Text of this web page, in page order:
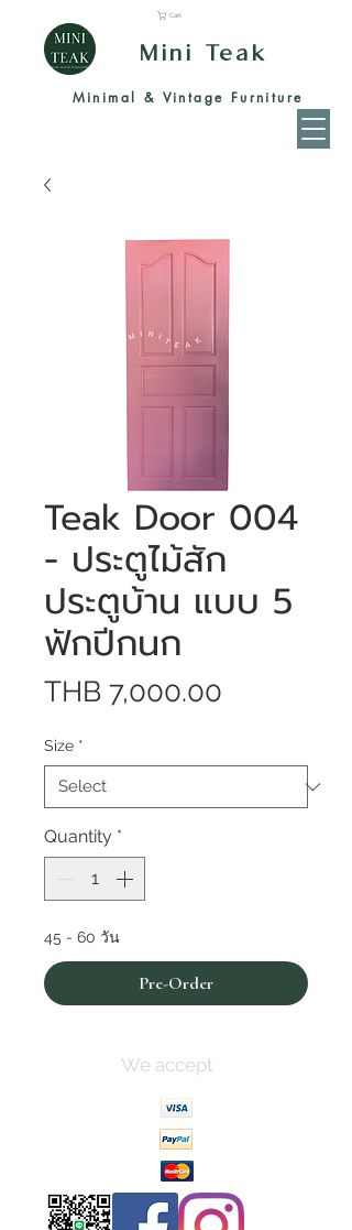
Mini Teak
Minimal & Vintage Furniture
Cart
Teak Door 004
- ประตูไม้สัก
ประตูบ้าน แบบ 5
ฟักปีกนก
THB 7,000.00
Size *
Quantity *
45 - 60 วัน
Pre-Order
We accept